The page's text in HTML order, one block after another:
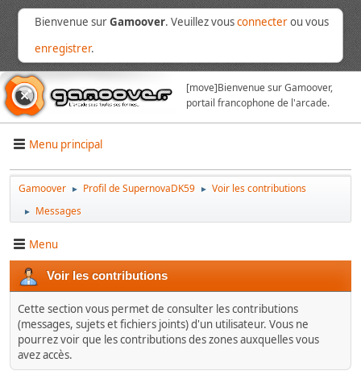
Bienvenue surGamoover. Veuillez vousconnecterou vous
enregistrer.
[move]Bienvenue sur Gamoover,
portail francophone de l'arcade.
Menu principal
Gamoover ► Profil de SupernovaDK59 ► Voir les contributions
► Messages
Menu
Voir les contributions
Cette section vous permet de consulter les contributions
(messages, sujets et fichiers joints) d'un utilisateur. Vous ne
pourrez voir que les contributions des zones auxquelles vous
avez accès.